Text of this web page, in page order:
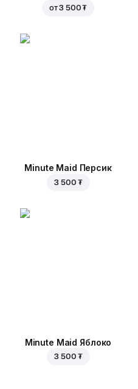
от3 500 ₮
Minute Maid Персик
3 500 ₮
Minute Maid Яблоко
3 500 ₮